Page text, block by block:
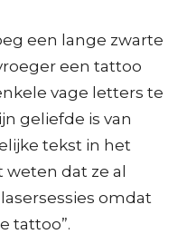
een lange zwarte
een tattoo
vage letters te
geliefde is van
tekst in het
weten dat ze al
omdat
tattoo”.